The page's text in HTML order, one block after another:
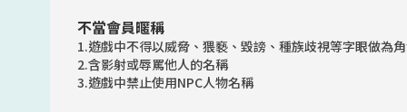
不當會員暱稱
1.遊戲中不得以威脅、猥褻、毀謗、種族歧視等字眼做為
2.含影射或辱罵他人的名稱
3.遊戲中禁止使用NPC人物名稱